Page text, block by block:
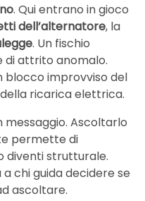
. Qui entrano in gioco
dell’alternatore, la
. Un fischio
di attrito anomalo.
blocco improvviso del
ricarica elettrica.
messaggio. Ascoltarlo
permette di
diventi strutturale.
a chi guida decidere se
ascoltare.